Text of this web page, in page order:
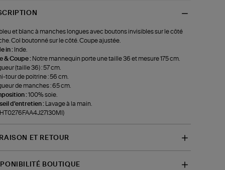
et blanc à manches longues avec boutons invisibles sur le côté
Col boutonné sur le côté. Coupe ajustée.
in : Inde.
& Coupe : Notre mannequin porte une taille 36 et mesure 175 cm.
(taille 36) : 57 cm.
tour de poitrine : 56 cm.
de manches : 65 cm.
:100% soie.
d'entretien :
Lavage à la main.
ET RETOUR
BOUTIQUE